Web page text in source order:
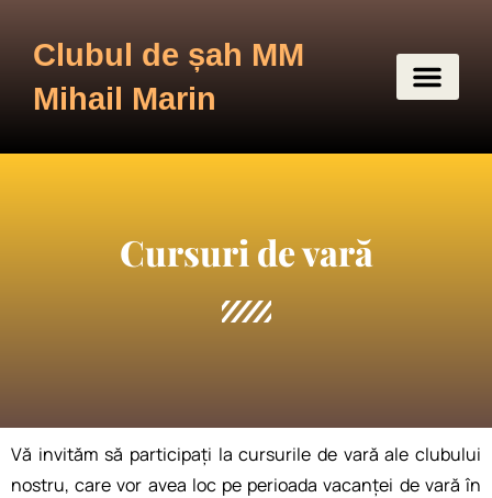
Clubul de șah MM
Mihail Marin
Cursuri de vară
Vă invităm să participați la cursurile de vară ale clubului
nostru, care vor avea loc pe perioada vacanței de vară în